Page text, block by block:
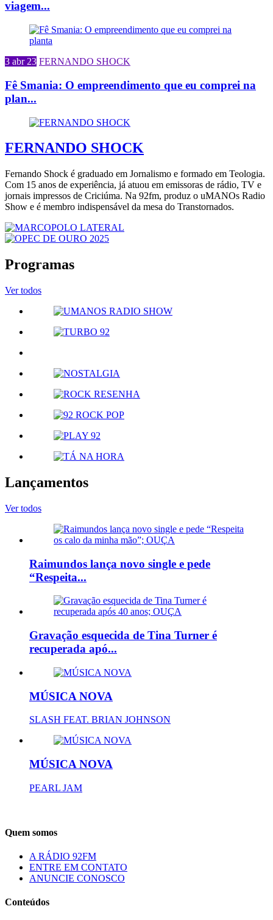
viagem...
3 abr 23 FERNANDO SHOCK
Fê Smania: O empreendimento que eu comprei na
plan...
FERNANDO SHOCK
Fernando Shock é graduado em Jornalismo e formado em Teologia.
Com 15 anos de experiência, já atuou em emissoras de rádio, TV e
jornais impressos de Criciúma. Na 92fm, produz o uMANOs Radio
Show e é membro indispensável da mesa do Transtornados.
Programas
Ver todos
Lançamentos
Ver todos
Raimundos lança novo single e pede
“Respeita...
Gravação esquecida de Tina Turner é
recuperada apó...
MÚSICA NOVA
SLASH FEAT. BRIAN JOHNSON
MÚSICA NOVA
PEARL JAM
Quem somos
A RÁDIO 92FM
ENTRE EM CONTATO
ANUNCIE CONOSCO
Conteúdos